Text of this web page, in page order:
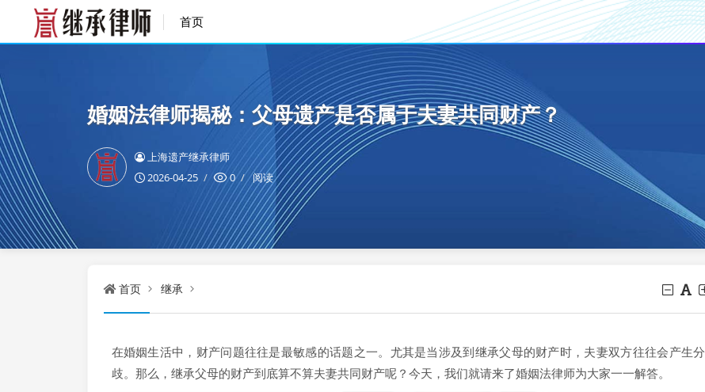
首页
婚姻法律师揭秘：父母遗产是否属于夫妻共同财产？
上海遗产继承律师
2026-04-25
0 阅读
首页 继承
在婚姻生活中，财产问题往往是最敏感的话题之一。尤其是当涉及到继承父母的财产时，夫妻双方往往会产生分
歧。那么，继承父母的财产到底算不算夫妻共同财产呢？今天，我们就请来了婚姻法律师为大家一一解答。